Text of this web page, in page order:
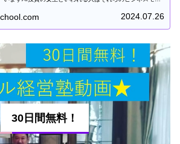
2024.07.26
30日間無料！